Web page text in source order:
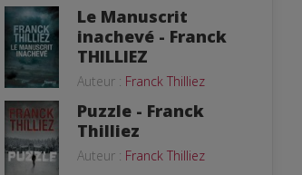
Le Manuscrit
inachevé - Franck
THILLIEZ
Auteur : Franck Thilliez
Puzzle - Franck
Thilliez
Auteur : Franck Thilliez